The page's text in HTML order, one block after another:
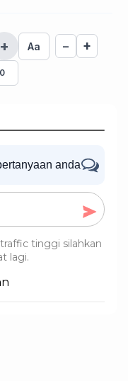
+ Aa − +
0
anda
tinggi silahkan
lagi.